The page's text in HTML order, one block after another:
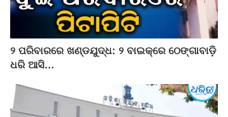
୨ ପରିବାରରେ ଖଣ୍ଡଯୁଦ୍ଧ: ୨ ବାଇକ୍‌ରେ ଠେଙ୍ଗାବାଡ଼ି
ଧରି ଆସି…